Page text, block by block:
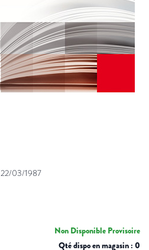
22/03/1987
Non Disponible Provisoire
Qté dispo en magasin : 0